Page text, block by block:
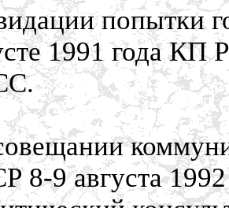
попытки
1991 года
8-9 августа